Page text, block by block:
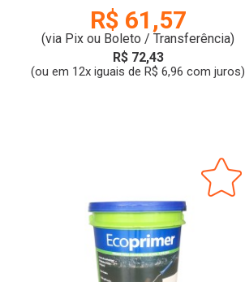
R$ 61,57
(via Pix ou Boleto / Transferência)
R$ 72,43
(ou em 12x iguais de R$ 6,96 com juros)